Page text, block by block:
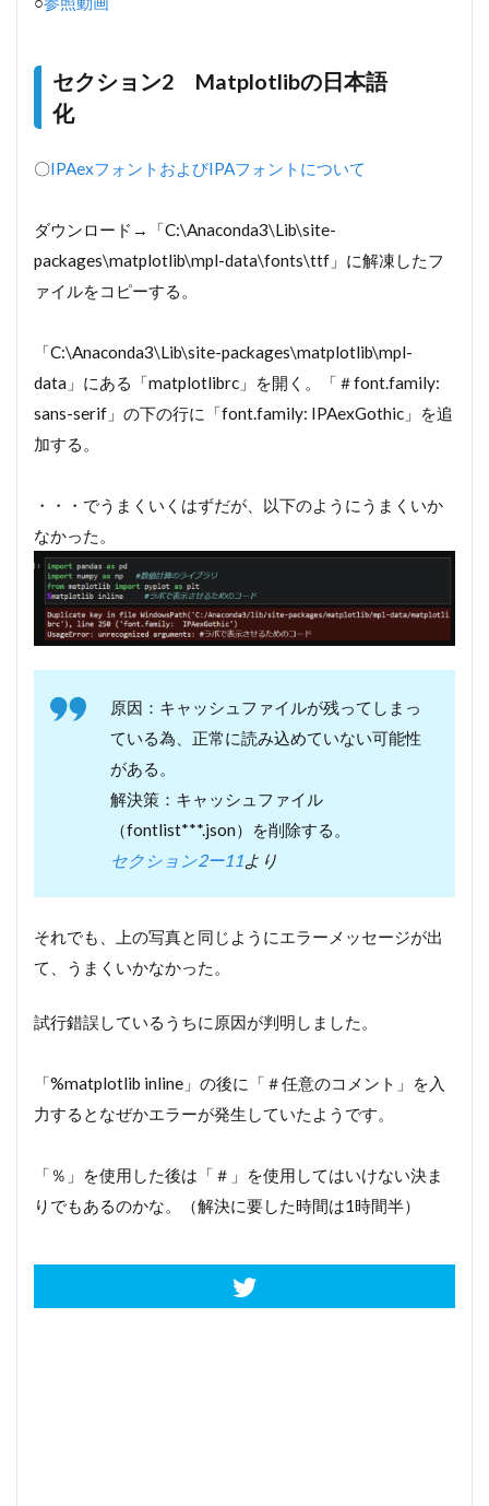
セクション2 Matplotlibの日本語
化
〇IPAexフォントおよびIPAフォントについて
ダウンロード→「C:\Anaconda3\Lib\site-
packages\matplotlib\mpl-data\fonts\ttf」に解凍したフ
ァイルをコピーする。
「C:\Anaconda3\Lib\site-packages\matplotlib\mpl-
data」にある「matplotlibrc」を開く。「＃font.family:
sans-serif」の下の行に「font.family: IPAexGothic」を追
加する。
・・・でうまくいくはずだが、以下のようにうまくいか
なかった。
原因：キャッシュファイルが残ってしまっ
ている為、正常に読み込めていない可能性
がある。
解決策：キャッシュファイル
（fontlist***.json）を削除する。
セクション2ー11より
それでも、上の写真と同じようにエラーメッセージが出
て、うまくいかなかった。
試行錯誤しているうちに原因が判明しました。
「%matplotlib inline」の後に「＃任意のコメント」を入
力するとなぜかエラーが発生していたようです。
「％」を使用した後は「＃」を使用してはいけない決ま
りでもあるのかな。（解決に要した時間は1時間半）